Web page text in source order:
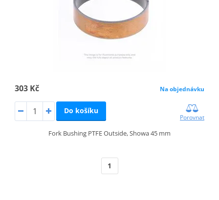
303 Kč Na objednávku
Do košíku
Porovnat
Fork Bushing PTFE Outside, Showa 45 mm
1